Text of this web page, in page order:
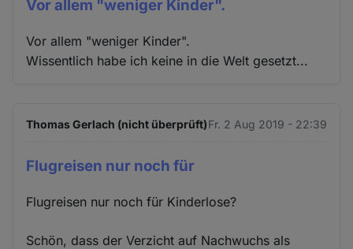
Vor allem "weniger Kinder".
Vor allem "weniger Kinder".
Wissentlich habe ich keine in die Welt gesetzt...
Thomas Gerlach (nicht überprüft)Fr. 2 Aug 2019 - 22:39
Flugreisen nur noch für
Flugreisen nur noch für Kinderlose?
Schön, dass der Verzicht auf Nachwuchs als